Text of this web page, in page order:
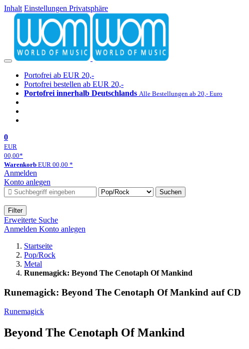
Inhalt Einstellungen Privatsphäre
Portofrei ab EUR 20,-
Portofrei bestellen ab EUR 20,-
Portofrei innerhalb Deutschlands Alle Bestellungen ab 20,- Euro
0
EUR
00,00*
Warenkorb EUR 00,00 *
Anmelden
Konto anlegen
Suchen
Filter
Erweiterte Suche
Anmelden Konto anlegen
Startseite
Pop/Rock
Metal
Runemagick: Beyond The Cenotaph Of Mankind
Runemagick: Beyond The Cenotaph Of Mankind auf CD
Runemagick
Beyond The Cenotaph Of Mankind